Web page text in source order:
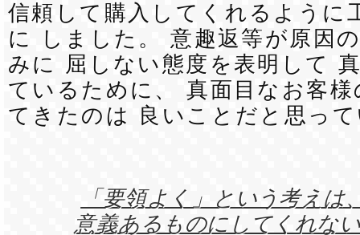
信頼して購入してくれるように
に しました。 意趣返等が原因
みに 屈しない態度を表明して
ているために、 真面目なお客
てきたのは 良いことだと思っ
「要領よく」という考えは
意義あるものにしてくれな